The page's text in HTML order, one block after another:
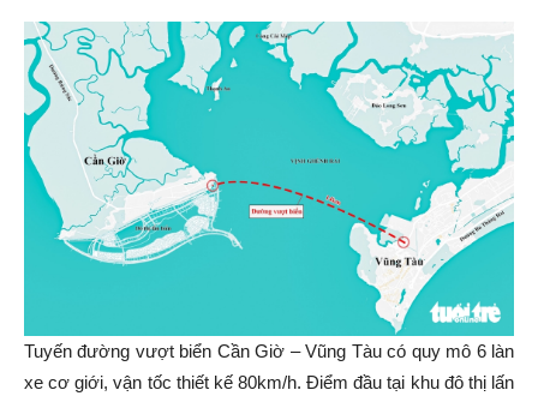
Tuyến đường vượt biển Cần Giờ – Vũng Tàu có quy mô 6 làn
xe cơ giới, vận tốc thiết kế 80km/h. Điểm đầu tại khu đô thị lấn